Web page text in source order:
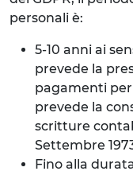
personali è:
5-10 anni ai
prevede la
pagamenti
prevede la
scritture
Settembre
Fino alla